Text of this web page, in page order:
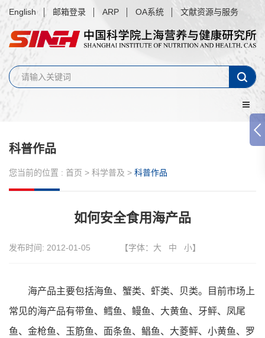
English 邮箱登录 ARP OA系统 文献资源与服务
科普作品
您当前的位置 : 首页 > 科学普及 > 科普作品
如何安全食用海产品
发布时间: 2012-01-05 【字体： 大 中 小】
海产品主要包括海鱼、蟹类、虾类、贝类。目前市场上
常见的海产品有带鱼、鳕鱼、鳗鱼、大黄鱼、牙鲆、凤尾
鱼、金枪鱼、玉筋鱼、面条鱼、鲳鱼、大菱鲆、小黄鱼、罗